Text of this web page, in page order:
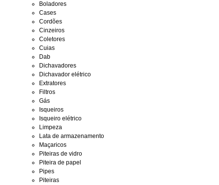
Boladores
Cases
Cordões
Cinzeiros
Coletores
Cuias
Dab
Dichavadores
Dichavador elétrico
Extratores
Filtros
Gás
Isqueiros
Isqueiro elétrico
Limpeza
Lata de armazenamento
Maçaricos
Piteiras de vidro
Piteira de papel
Pipes
Piteiras